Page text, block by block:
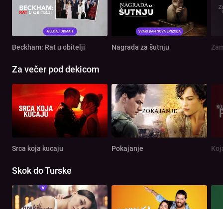
Beckham: Rat u obitelji Nagrada za šutnju
Za večer pod dekicom
Srca koja kucaju Pokajanje
Skok do Turske